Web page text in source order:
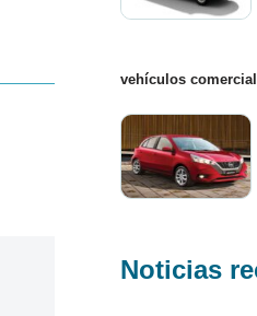
vehículos
Noticias